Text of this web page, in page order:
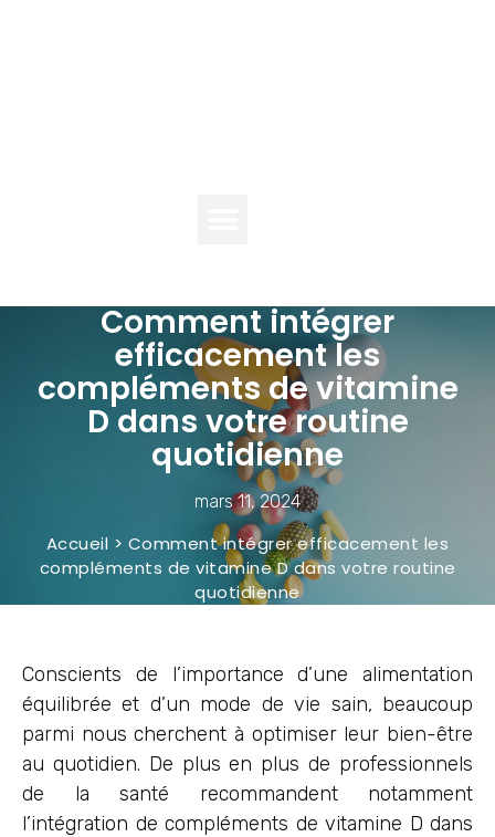
Comment intégrer
efficacement les
compléments de vitamine
D dans votre routine
quotidienne
mars 11, 2024
Accueil > Comment intégrer efficacement les
compléments de vitamine D dans votre routine
quotidienne
Conscients de l’importance d’une alimentation
équilibrée et d’un mode de vie sain, beaucoup
parmi nous cherchent à optimiser leur bien-être
au quotidien. De plus en plus de professionnels
de la santé recommandent notamment
l’intégration de compléments de vitamine D dans